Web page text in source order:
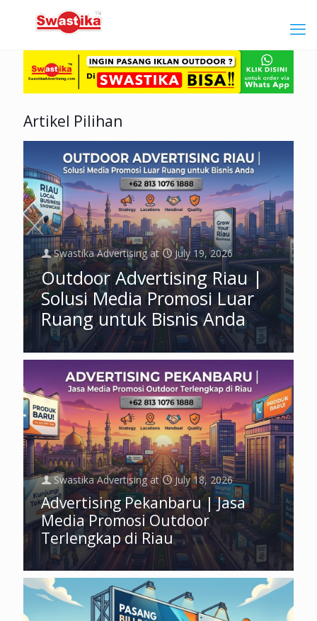
Artikel Pilihan
Swastika Advertising at July 19, 2026
Outdoor Advertising Riau |
Solusi Media Promosi Luar
Ruang untuk Bisnis Anda
Swastika Advertising at July 18, 2026
Advertising Pekanbaru | Jasa
Media Promosi Outdoor
Terlengkap di Riau